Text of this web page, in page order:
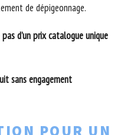
de dépigeonnage.
d’un prix catalogue unique
sans engagement
POUR UN